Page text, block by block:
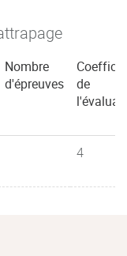
Nombre
d'épreuves
de
4